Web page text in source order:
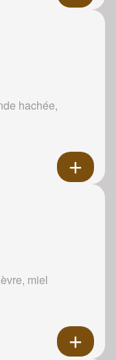
hachée,
miel